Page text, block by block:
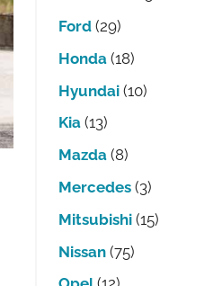
Ford(29)
Honda(18)
Hyundai(10)
Kia(13)
Mazda(8)
Mercedes(3)
Mitsubishi(15)
Nissan(75)